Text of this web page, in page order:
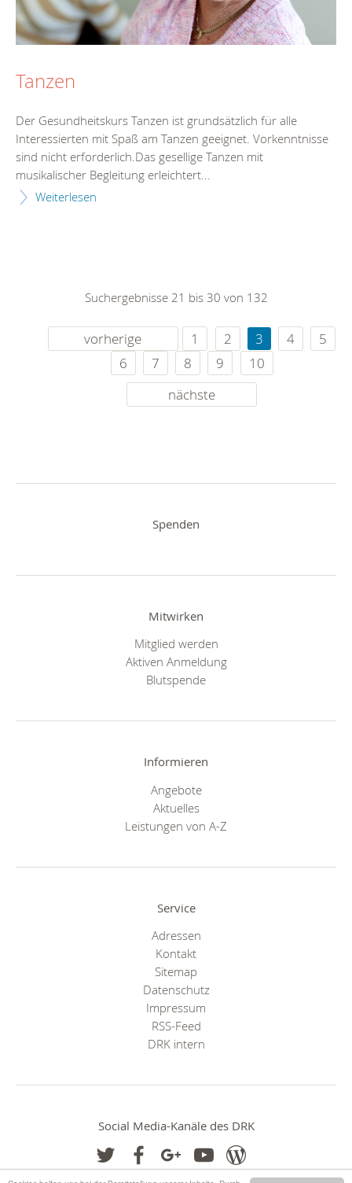
Tanzen
Der Gesundheitskurs Tanzen ist grundsätzlich für alle
Interessierten mit Spaß am Tanzen geeignet. Vorkenntnisse
sind nicht erforderlich.Das gesellige Tanzen mit
musikalischer Begleitung erleichtert...
Weiterlesen
Suchergebnisse 21 bis 30 von 132
vorherige 1 2 3 4
5
6
7 8 9
10
nächste
Spenden
Mitwirken
Mitglied werden
Aktiven Anmeldung
Blutspende
Informieren
Angebote
Aktuelles
Leistungen von A-Z
Service
Adressen
Kontakt
Sitemap
Datenschutz
Impressum
RSS-Feed
DRK intern
Social Media-Kanäle des DRK